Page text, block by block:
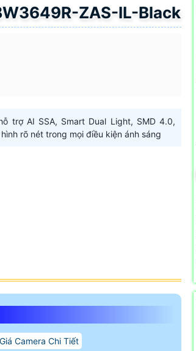
ZAS-IL-Black
trợ AI SSA, Smart Dual Light, SMD 4.0,
rõ nét trong mọi điều kiện ánh sáng
Camera Chi Tiết